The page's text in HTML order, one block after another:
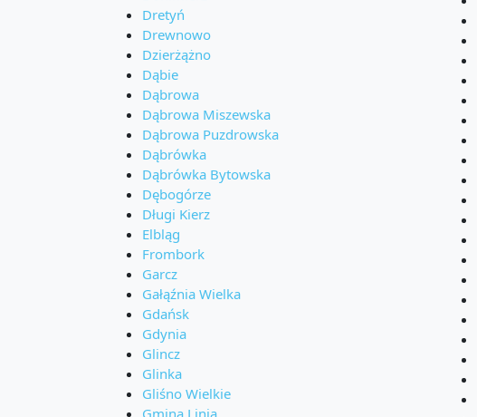
Dretyń
Drewnowo
Dzierżążno
Dąbie
Dąbrowa
Dąbrowa Miszewska
Dąbrowa Puzdrowska
Dąbrówka
Dąbrówka Bytowska
Dębogórze
Długi Kierz
Elbląg
Frombork
Garcz
Gałąźnia Wielka
Gdańsk
Gdynia
Glincz
Glinka
Gliśno Wielkie